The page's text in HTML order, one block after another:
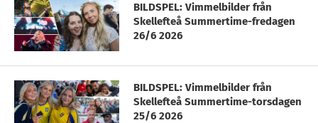
BILDSPEL: Vimmelbilder från
Skellefteå Summertime-fredagen
26/6 2026
BILDSPEL: Vimmelbilder från
Skellefteå Summertime-torsdagen
25/6 2026